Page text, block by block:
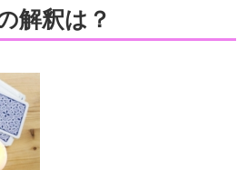
解釈は？